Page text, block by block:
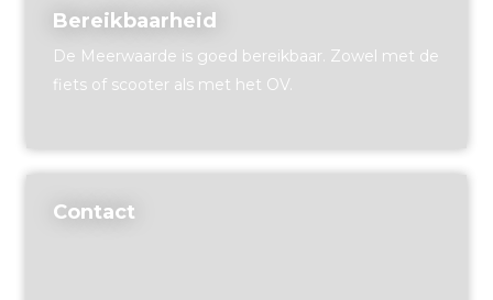
Bereikbaarheid
De Meerwaarde is goed bereikbaar. Zowel met de
fiets of scooter als met het OV.
Contact